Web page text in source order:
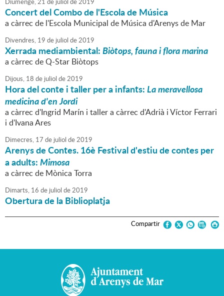
Concert del Combo de l'Escola de Música
a càrrec de l'Escola Municipal de Música d'Arenys de Mar
Divendres, 19 de juliol de2019
Xerrada mediambiental:Biòtops, fauna i flora marina
a càrrec de Q-Star Biòtops
Dijous, 18 de juliol de2019
Hora del conte i taller per a infants:La meravellosa
medicina d'en Jordi
a càrrec d'Ingrid Marín i taller a càrrec d'Adrià i Víctor Ferrari
i d'Ivana Ares
Dimecres, 17 de juliol de2019
Arenys de Contes. 16è Festival d'estiu de contes per
a adults:Mimosa
a càrrec de Mònica Torra
Dimarts, 16 de juliol de2019
Obertura de la Biblioplatja
Compartir